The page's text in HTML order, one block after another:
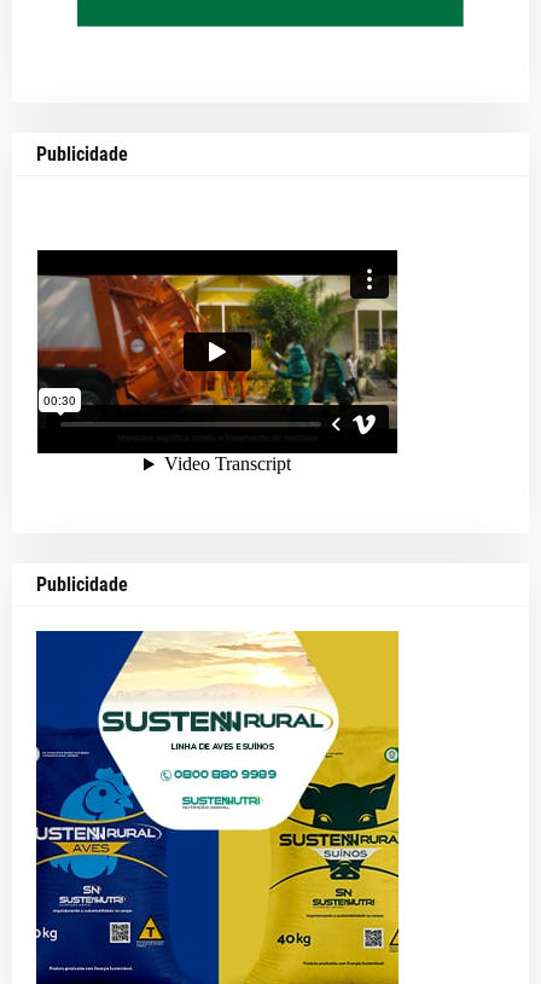
Publicidade
Publicidade